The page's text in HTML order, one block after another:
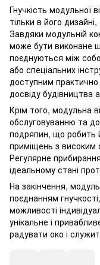
Гнучкість модульної
тільки в його
Завдяки модульній
може бути виконане
поєднуються між
або спеціальних
доступним
досвіду будівництва
Крім того, модульна
обслуговуванню та
подряпин, що робить
приміщень з високим
Регулярне
ідеальному стані
На закінчення,
поєднанням
можливості
унікальне і
радувати око і